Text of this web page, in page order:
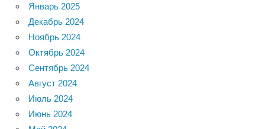
Январь 2025
Декабрь 2024
Ноябрь 2024
Октябрь 2024
Сентябрь 2024
Август 2024
Июль 2024
Июнь 2024